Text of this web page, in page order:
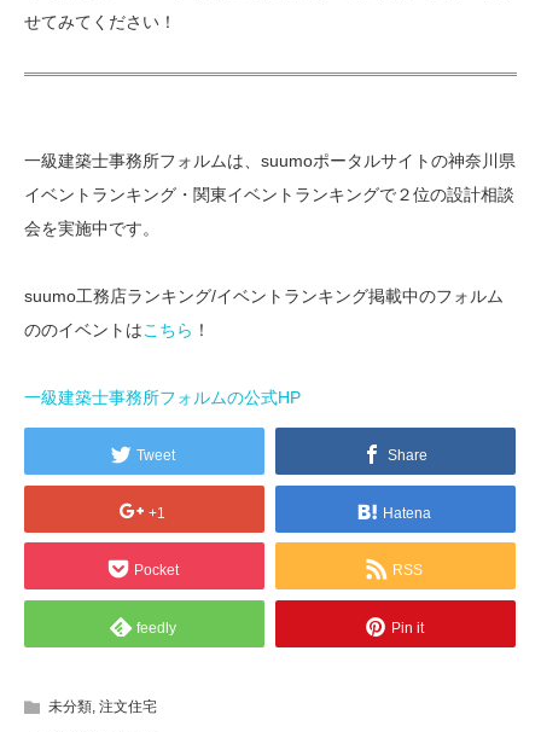
せてみてください！
一級建築士事務所フォルムは、suumoポータルサイトの神奈川県
イベントランキング・関東イベントランキングで２位の設計相談
会を実施中です。
suumo工務店ランキング/イベントランキング掲載中のフォルム
ののイベントはこちら ！
一級建築士事務所フォルムの公式HP
Tweet Share
+1 Hatena
Pocket RSS
feedly Pin it
未分類, 注文住宅